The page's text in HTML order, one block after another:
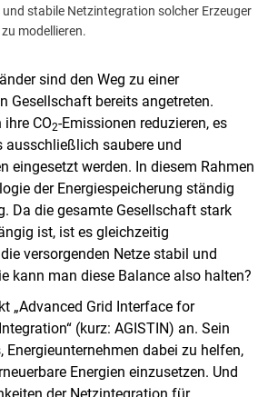
stabile Netzintegration solcher Erzeuger
modellieren.
sind den Weg zu einer
Gesellschaft bereits angetreten.
CO2-Emissionen reduzieren, es
ausschließlich saubere und
eingesetzt werden. In diesem Rahmen
der Energiespeicherung ständig
Da die gesamte Gesellschaft stark
ist, ist es gleichzeitig
versorgenden Netze stabil und
kann man diese Balance also halten?
„Advanced Grid Interface for
(kurz: AGISTIN) an. Sein
Energieunternehmen dabei zu helfen,
Energien einzusetzen. Und